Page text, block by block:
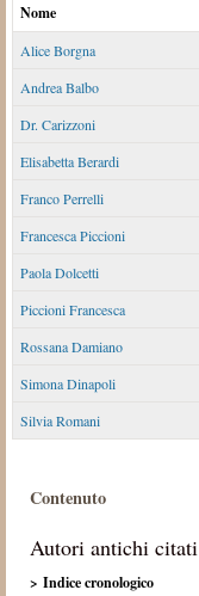
Nome
Alice Borgna
Andrea Balbo
Dr. Carizzoni
Elisabetta Berardi
Franco Perrelli
Francesca Piccioni
Paola Dolcetti
Piccioni Francesca
Rossana Damiano
Simona Dinapoli
Silvia Romani
Contenuto
Autori antichi citati
> Indice cronologico